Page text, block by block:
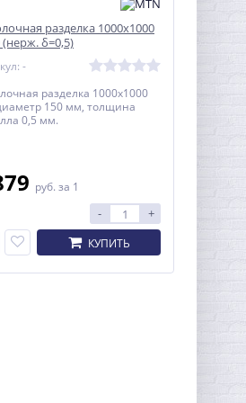
разделка 1000x1000
(нерж. δ=0,5)
-
разделка 1000x1000
150 мм, толщина
0,5 мм.
руб. за 1
- +
КУПИТЬ